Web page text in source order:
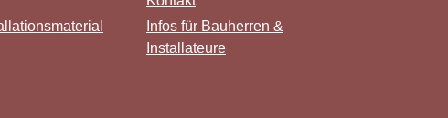
Link)
(externer Link)
Infos für Bauherren &
Installateure